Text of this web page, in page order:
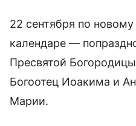
22 сентября по
календаре —
Пресвятой
Богоотец Иоакима и
Марии.